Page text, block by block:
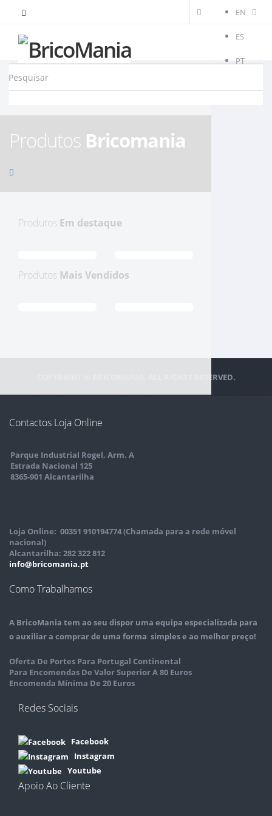
EN
ES
PT
Produtos Bricomania
Produtos Em destaque
Produtos Mais Vendidos
COPYRIGHT © BRICOMANIA. ALL RIGHTS RESERVED.
Contactos Loja Online
Parque Industrial Rogel, Arm. A
Estrada Nacional 125
8365-901 Alcantarilha
Loja Online: 00351 910194774 (Chamada para a rede móvel
nacional)
Alcantarilha: 282 322 812
info@bricomania.pt
Como Trabalhamos
A BricoMania tem ao seu dispor uma equipa especializada para
o auxiliar a comprar de uma forma simples e ao melhor preço!
Oferta De Portes Para Portugal Continental
Para Encomendas De Valor Superior A 80 Euros
Encomenda Mínima De 20 Euros
Redes Sociais
Facebook
Instagram
Youtube
Apoio Ao Cliente